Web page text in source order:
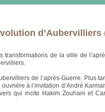
d’Aubervilliers
de la ville de
de l’après-Guerre. Plus
à l’invitation d’André
qui incite Hakim Zouhani et